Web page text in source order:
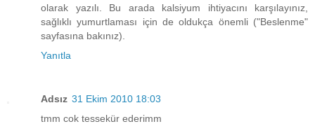
olarak yazılı. Bu arada kalsiyum ihtiyacını karşılayınız,
sağlıklı yumurtlaması için de oldukça önemli ("Beslenme"
sayfasına bakınız).
Yanıtla
Adsız 31 Ekim 2010 18:03
tmm cok tessekür ederimm